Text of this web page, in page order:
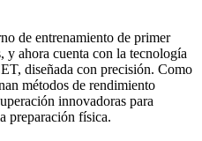
de entrenamiento de primer
y ahora cuenta con la tecnología
diseñada con precisión. Como
métodos de rendimiento
innovadoras para
preparación física.